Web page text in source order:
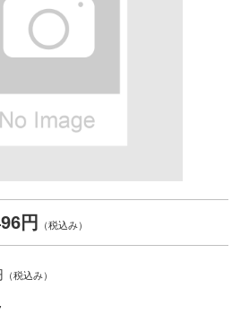
円 （税込み）
（税込み）